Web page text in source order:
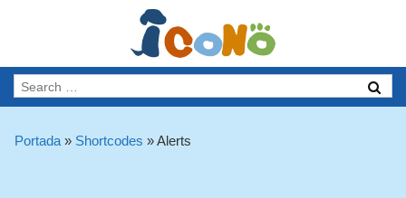
Portada » Shortcodes »Alerts